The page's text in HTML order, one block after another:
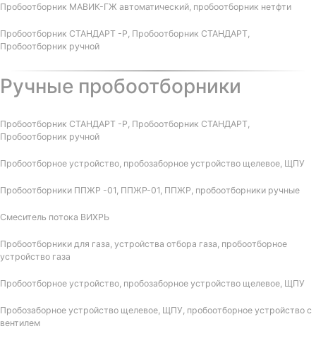
Пробоотборник МАВИК-ГЖ автоматический, пробоотборник нетфти
Пробоотборник СТАНДАРТ -Р, Пробоотборник СТАНДАРТ,
Пробоотборник ручной
Ручные пробоотборники
Пробоотборник СТАНДАРТ -Р, Пробоотборник СТАНДАРТ,
Пробоотборник ручной
Пробоотборное устройство, пробозаборное устройство щелевое, ЩПУ
Пробоотборники ППЖР -01, ППЖР-01, ППЖР, пробоотборники ручные
Смеситель потока ВИХРЬ
Пробоотборники для газа, устройства отбора газа, пробоотборное
устройство газа
Пробоотборное устройство, пробозаборное устройство щелевое, ЩПУ
Пробозаборное устройство щелевое, ЩПУ, пробоотборное устройство с
вентилем